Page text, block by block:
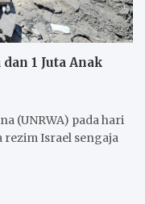
1 Juta Anak
(UNRWA) pada hari
Israel sengaja